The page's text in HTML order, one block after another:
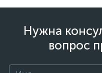
Нужна
вопрос